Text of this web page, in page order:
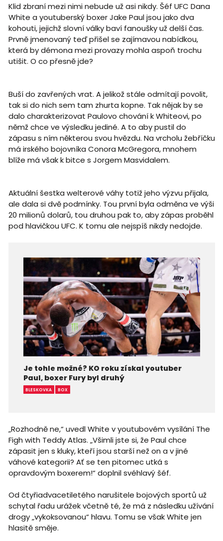
Klid zbraní mezi nimi nebude už asi nikdy. Šéf UFC Dana
White a youtuberský boxer Jake Paul jsou jako dva
kohouti, jejichž slovní války baví fanoušky už delší čas.
Prvně jmenovaný teď přišel se zajímavou nabídkou,
která by démona mezi provazy mohla aspoň trochu
utišit. O co přesně jde?
Buší do zavřených vrat. A jelikož stále odmítají povolit,
tak si do nich sem tam zhurta kopne. Tak nějak by se
dalo charakterizovat Paulovo chování k Whiteovi, po
němž chce ve výsledku jediné. A to aby pustil do
zápasu s ním některou svou hvězdu. Na vrcholu žebříčku
má irského bojovníka Conora McGregora, mnohem
blíže má však k bitce s Jorgem Masvidalem.
Aktuální šestka welterové váhy totiž jeho výzvu přijala,
ale dala si dvě podmínky. Tou první byla odměna ve výši
20 milionů dolarů, tou druhou pak to, aby zápas proběhl
pod hlavičkou UFC. K tomu ale nejspíš nikdy nedojde.
Je tohle možné? KO roku získal youtuber
Paul, boxer Fury byl druhý
BLESKOVKA BOX
„Rozhodně ne,“ uvedl White v youtubovém vysílání The
Figh with Teddy Atlas. „Všimli jste si, že Paul chce
zápasit jen s kluky, kteří jsou starší než on a v jiné
váhové kategorii? Ať se ten pitomec utká s
opravdovým boxerem!“ doplnil svéhlavý šéf.
Od čtyřiadvacetiletého narušitele bojových sportů už
schytal řadu urážek včetně té, že má z následku užívání
drogy „vykoksovanou“ hlavu. Tomu se však White jen
hlasitě směje.